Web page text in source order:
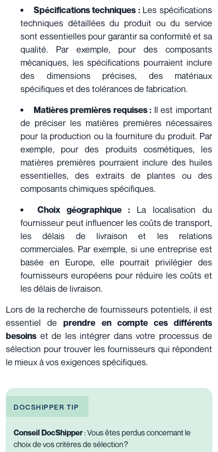
Spécifications techniques :Les spécifications
techniques détaillées du produit ou du service
sont essentielles pour garantir sa conformité et sa
qualité. Par exemple, pour des composants
mécaniques, les spécifications pourraient inclure
des dimensions précises, des matériaux
spécifiques et des tolérances de fabrication.
Matières premières requises : Il est important
de préciser les matières premières nécessaires
pour la production ou la fourniture du produit. Par
exemple, pour des produits cosmétiques, les
matières premières pourraient inclure des huiles
essentielles, des extraits de plantes ou des
composants chimiques spécifiques.
Choix géographique : La localisation du
fournisseur peut influencer les coûts de transport,
les délais de livraison et les relations
commerciales. Par exemple, si une entreprise est
basée en Europe, elle pourrait privilégier des
fournisseurs européens pour réduire les coûts et
les délais de livraison.
Lors de la recherche de fournisseurs potentiels, il est
essentiel deprendre en compte ces différents
besoins et de les intégrer dans votre processus de
sélection pour trouver les fournisseurs qui répondent
le mieux à vos exigences spécifiques.
DOCSHIPPER TIP
Conseil DocShipper : Vous êtes perdus concernant le
choix de vos critères de sélection ?